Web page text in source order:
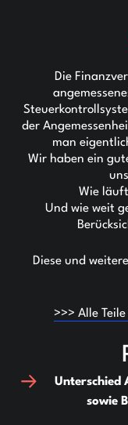
Die
der
man
Wir haben ein
Wie
Und wie weit
Diese und
>>> Alle
Unterschied
sowie